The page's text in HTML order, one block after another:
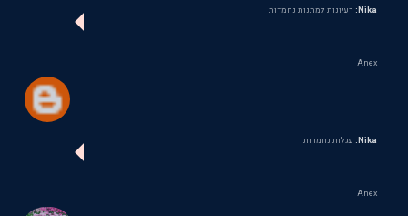
Nika: רעיונות למתנות נחמדות
Anex
Nika: עגלות נחמדות
Anex